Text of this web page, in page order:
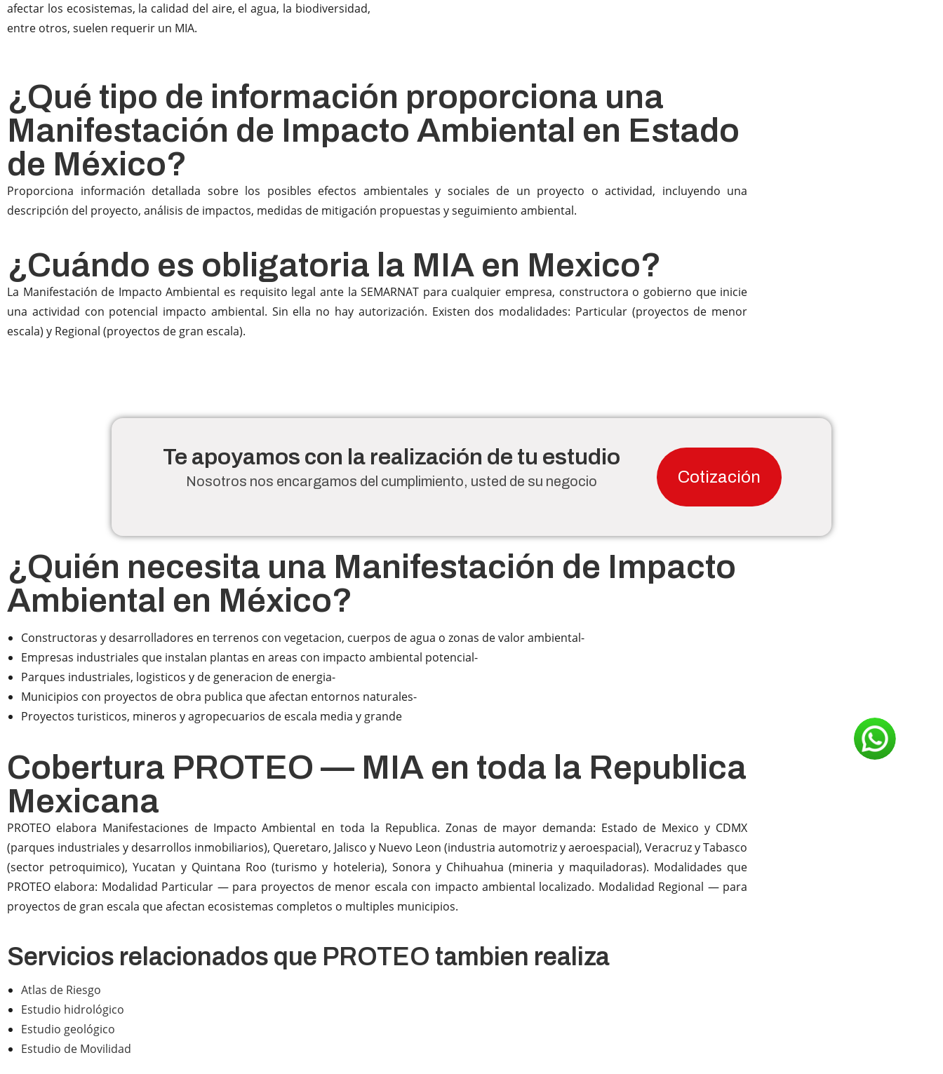
afectar los ecosistemas, la calidad del aire, el agua, la biodiversidad,
entre otros, suelen requerir un MIA.
¿Qué tipo de información proporciona una
Manifestación de Impacto Ambiental en Estado
de México?
Proporciona información detallada sobre los posibles efectos ambientales y sociales de un proyecto o actividad, incluyendo una
descripción del proyecto, análisis de impactos, medidas de mitigación propuestas y seguimiento ambiental.
¿Cuándo es obligatoria la MIA en Mexico?
La Manifestación de Impacto Ambiental es requisito legal ante la SEMARNAT para cualquier empresa, constructora o gobierno que inicie
una actividad con potencial impacto ambiental. Sin ella no hay autorización. Existen dos modalidades: Particular (proyectos de menor
escala) y Regional (proyectos de gran escala).
Te apoyamos con la realización de tu estudio
Nosotros nos encargamos del cumplimiento, usted de su negocio Cotización
¿Quién necesita una Manifestación de Impacto
Ambiental en México?
Constructoras y desarrolladores en terrenos con vegetacion, cuerpos de agua o zonas de valor ambiental-
Empresas industriales que instalan plantas en areas con impacto ambiental potencial-
Parques industriales, logisticos y de generacion de energia-
Municipios con proyectos de obra publica que afectan entornos naturales-
Proyectos turisticos, mineros y agropecuarios de escala media y grande
Cobertura PROTEO — MIA en toda la Republica
Mexicana
PROTEO elabora Manifestaciones de Impacto Ambiental en toda la Republica. Zonas de mayor demanda: Estado de Mexico y CDMX
(parques industriales y desarrollos inmobiliarios), Queretaro, Jalisco y Nuevo Leon (industria automotriz y aeroespacial), Veracruz y Tabasco
(sector petroquimico), Yucatan y Quintana Roo (turismo y hoteleria), Sonora y Chihuahua (mineria y maquiladoras). Modalidades que
PROTEO elabora: Modalidad Particular — para proyectos de menor escala con impacto ambiental localizado. Modalidad Regional — para
proyectos de gran escala que afectan ecosistemas completos o multiples municipios.
Servicios relacionados que PROTEO tambien realiza
Atlas de Riesgo
Estudio hidrológico
Estudio geológico
Estudio de Movilidad